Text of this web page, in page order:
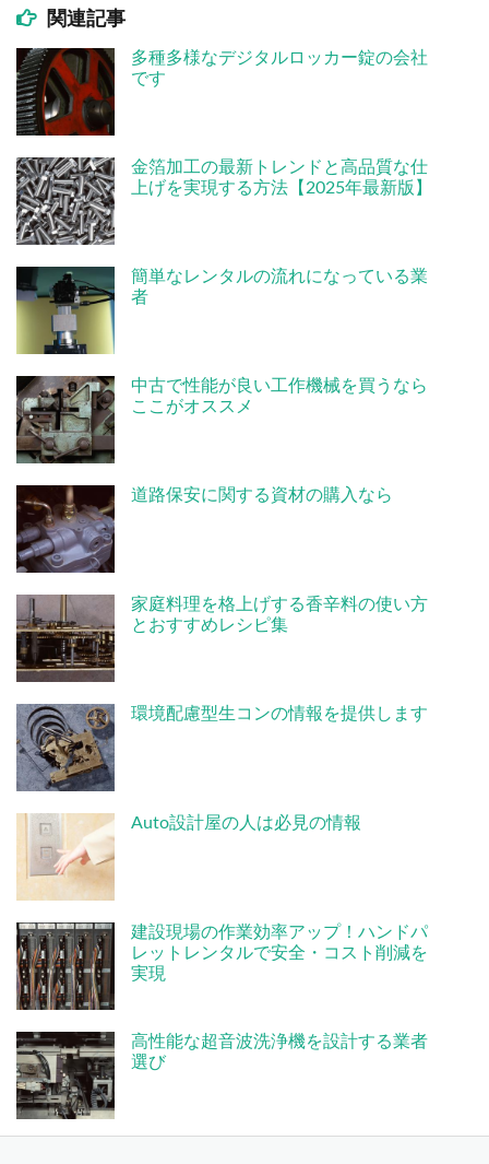
関連記事
多種多様なデジタルロッカー錠の会社
です
金箔加工の最新トレンドと高品質な仕
上げを実現する方法【2025年最新版】
簡単なレンタルの流れになっている業
者
中古で性能が良い工作機械を買うなら
ここがオススメ
道路保安に関する資材の購入なら
家庭料理を格上げする香辛料の使い方
とおすすめレシピ集
環境配慮型生コンの情報を提供します
Auto設計屋の人は必見の情報
建設現場の作業効率アップ！ハンドパ
レットレンタルで安全・コスト削減を
実現
高性能な超音波洗浄機を設計する業者
選び